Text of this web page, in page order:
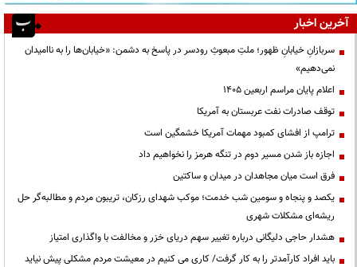
آخرین اخبار
سربازانِ خیابانِ ظهور؛ ملتِ مبعوثِ رودسر در پاسخ به دشمن: «خیابان‌ها را به ناامیدان
نمی‌دهیم»
اعلام پایان مراسم اربعین ۱۴۰۵
توقف صادرات نفت عربستان به آمریکا
ترامپ از افشای کمبود مهمات آمریکا خشمگین است
اجازه باز شدن مسیر دوم در تنگه هرمز را نخواهیم داد
فرق است میان مجاهدان در میدان و ساکتین
یکصد و پنجاه و سومین شب خدمت؛ موکب شهدای رزکان، تریبون مردم و مطالبه‌گر حل
ریشه‌ای مشکلات شهری
هشدار حاجی دلیگانی درباره تغییر سهم دریای خزر و مخالفت با واگذاری امتیاز
باید افراد کارآمدتر را به کار گرفت/ کاری می کنیم در معیشت مردم مشکلی پیش نیاید